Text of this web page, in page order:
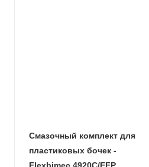
Смазочный комплект для
пластиковых бочек -
Flexbimec 4920C/EFP